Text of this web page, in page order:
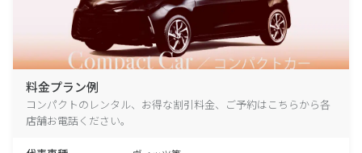
料金プラン例
コンパクトのレンタル、お得な割引料金、ご予約はこちらから各
店舗お電話ください。